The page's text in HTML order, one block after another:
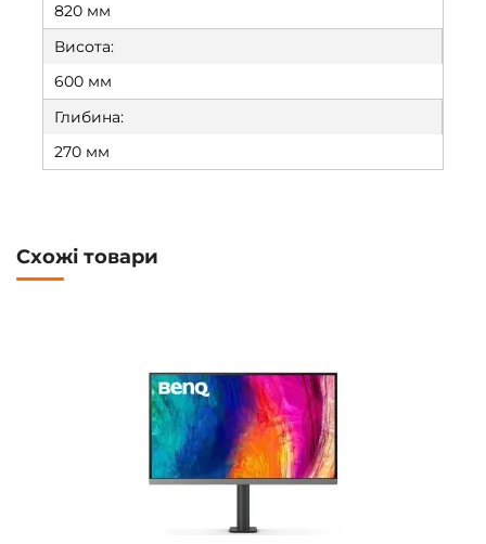
820 мм
Висота:
600 мм
Глибина:
270 мм
Схожі товари